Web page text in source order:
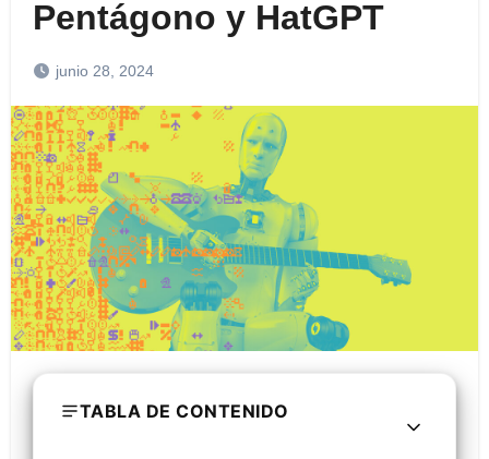
Pentágono y HatGPT
junio 28, 2024
TABLA DE CONTENIDO